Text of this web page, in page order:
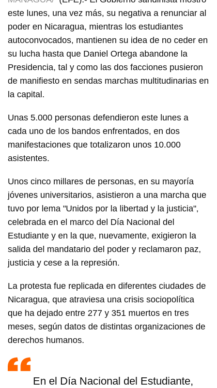
este lunes, una vez más, su negativa a renunciar al
poder en Nicaragua, mientras los estudiantes
autoconvocados, mantienen su idea de no ceder en
su lucha hasta que Daniel Ortega abandone la
Presidencia, tal y como las dos facciones pusieron
de manifiesto en sendas marchas multitudinarias en
la capital.
Unas 5.000 personas defendieron este lunes a
cada uno de los bandos enfrentados, en dos
manifestaciones que totalizaron unos 10.000
asistentes.
Unos cinco millares de personas, en su mayoría
jóvenes universitarios, asistieron a una marcha que
tuvo por lema "Unidos por la libertad y la justicia",
celebrada en el marco del Día Nacional del
Estudiante y en la que, nuevamente, exigieron la
salida del mandatario del poder y reclamaron paz,
justicia y cese a la represión.
La protesta fue replicada en diferentes ciudades de
Nicaragua, que atraviesa una crisis sociopolítica
que ha dejado entre 277 y 351 muertos en tres
meses, según datos de distintas organizaciones de
derechos humanos.
En el Día Nacional del Estudiante,